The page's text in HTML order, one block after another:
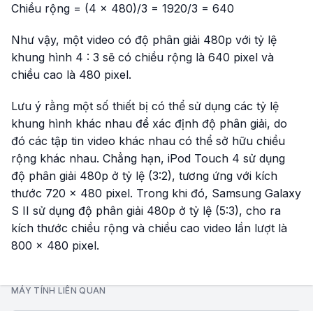
Chiều rộng = (4 × 480)/3 = 1920/3 = 640
Như vậy, một video có độ phân giải 480p với tỷ lệ
khung hình 4 : 3 sẽ có chiều rộng là 640 pixel và
chiều cao là 480 pixel.
Lưu ý rằng một số thiết bị có thể sử dụng các tỷ lệ
khung hình khác nhau để xác định độ phân giải, do
đó các tập tin video khác nhau có thể sở hữu chiều
rộng khác nhau. Chẳng hạn, iPod Touch 4 sử dụng
độ phân giải 480p ở tỷ lệ (3:2), tương ứng với kích
thước 720 × 480 pixel. Trong khi đó, Samsung Galaxy
S II sử dụng độ phân giải 480p ở tỷ lệ (5:3), cho ra
kích thước chiều rộng và chiều cao video lần lượt là
800 × 480 pixel.
MÁY TÍNH LIÊN QUAN